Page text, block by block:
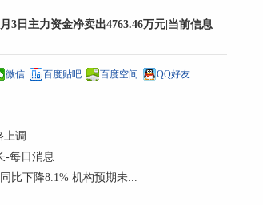
3日主力资金净卖出4763.46万元|当前信息
微信 百度贴吧 百度空间 QQ好友
上调
-每日消息
比下降8.1% 机构预期未...